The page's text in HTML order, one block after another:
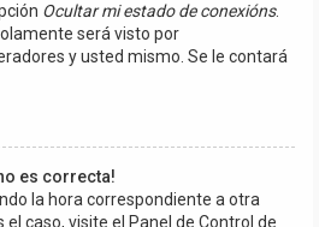
Ocultar mi estado de conexións.
será visto por
y usted mismo. Se le contará
es correcta!
la hora correspondiente a otra
el caso, visite el Panel de Control de